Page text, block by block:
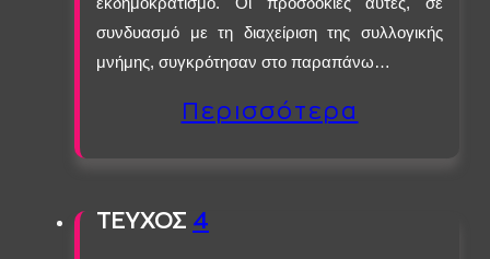
συνδυασμό με τη διαχείριση της συλλογικής
μνήμης, συγκρότησαν στο παραπάνω…
Περισσότερα
ΤΕΥΧΟΣ 4